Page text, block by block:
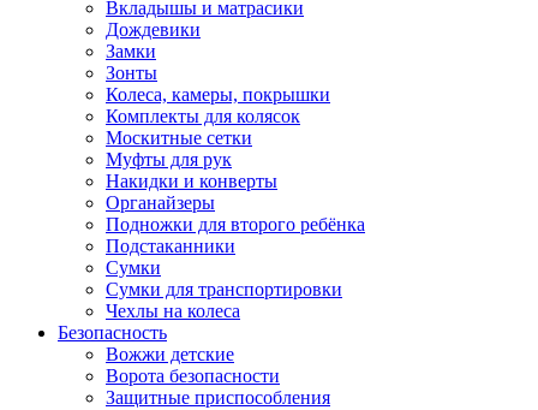
Вкладышы и матрасики
Дождевики
Замки
Зонты
Колеса, камеры, покрышки
Комплекты для колясок
Москитные сетки
Муфты для рук
Накидки и конверты
Органайзеры
Подножки для второго ребёнка
Подстаканники
Сумки
Сумки для транспортировки
Чехлы на колеса
Безопасность
Вожжи детские
Ворота безопасности
Защитные приспособления